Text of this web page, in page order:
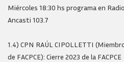
Miércoles 18:30 hs programa en
Ancasti 103.7
1.4) CPN RAÚL CIPOLLETTI
de FACPCE): Cierre 2023 de la FACPCE